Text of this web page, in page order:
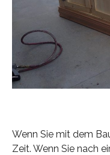
Wenn Sie mit dem
Zeit. Wenn Sie nach